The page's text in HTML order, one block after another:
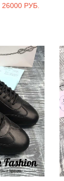
26000 РУБ.